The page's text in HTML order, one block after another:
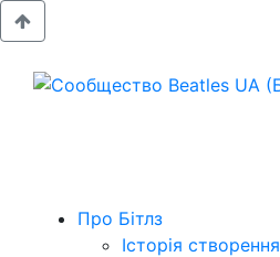
Про Бітлз
Історія створення